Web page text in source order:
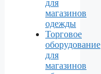
для
магазинов
одежды
Торговое
оборудование
для
магазинов